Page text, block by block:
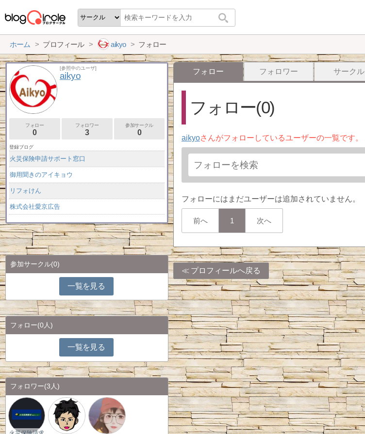
ホーム プロフィール aikyo フォロー
フォロー フォロワー サークル
フォロー(0)
aikyoさんがフォローしているユーザーの一覧です。
フォローにはまだユーザーは追加されていません。
前へ 1 次へ
プロフィールへ戻る
[参照中のユーザ]
aikyo
フォロー
0
フォロワー
3
参加サークル
0
登録ブログ
火災保険申請サポート窓口
御用聞きのアイキョウ
リフォけん
株式会社愛京広告
参加サークル(0)
一覧を見る
フォロー(0人)
一覧を見る
フォロワー(3人)